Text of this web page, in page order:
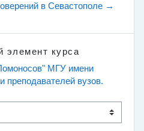
в Севастополе →
элемент курса
МГУ имени
преподавателей вузов.